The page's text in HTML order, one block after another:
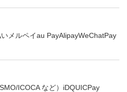
メルペイau PayAlipayWeChatPay
ICOCA など） iDQUICPay